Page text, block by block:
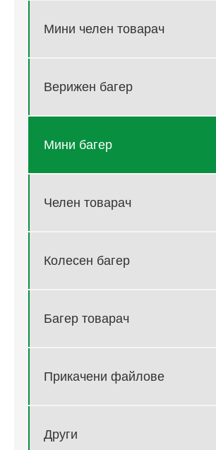
Мини челен товарач
Верижен багер
Мини багер
Челен товарач
Колесен багер
Багер товарач
Прикачени файлове
Други